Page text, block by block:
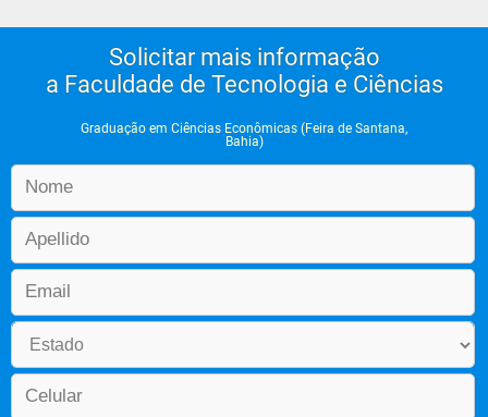
Solicitar mais informação
a Faculdade de Tecnologia e Ciências
Graduação em Ciências Econômicas (Feira de Santana,
Bahia)